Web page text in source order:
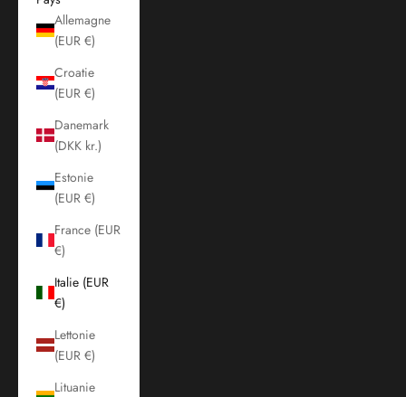
Allemagne
(EUR €)
Croatie
(EUR €)
Danemark
(DKK kr.)
Estonie
(EUR €)
France (EUR
€)
Italie (EUR
€)
Lettonie
(EUR €)
Lituanie